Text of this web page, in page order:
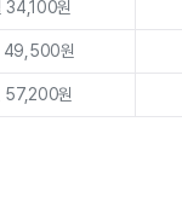
34,100원
49,500원
57,200원